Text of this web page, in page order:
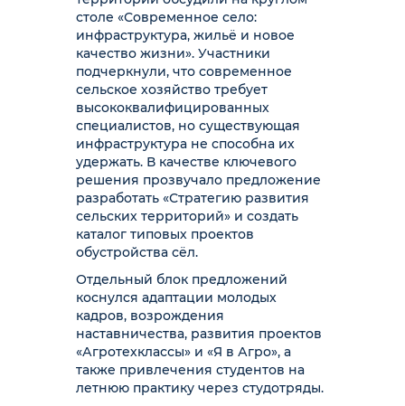
столе «Современное село:
инфраструктура, жильё и новое
качество жизни». Участники
подчеркнули, что современное
сельское хозяйство требует
высококвалифицированных
специалистов, но существующая
инфраструктура не способна их
удержать. В качестве ключевого
решения прозвучало предложение
разработать «Стратегию развития
сельских территорий» и создать
каталог типовых проектов
обустройства сёл.
Отдельный блок предложений
коснулся адаптации молодых
кадров, возрождения
наставничества, развития проектов
«Агротехклассы» и «Я в Агро», а
также привлечения студентов на
летнюю практику через студотряды.